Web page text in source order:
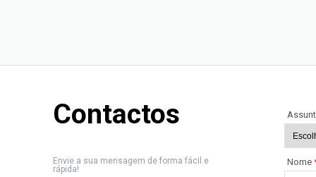
Contactos
Envie a sua mensagem de forma fácil e
rápida!
Nome